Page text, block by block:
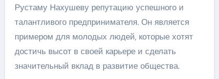
Рустаму Нахушеву репутацию успешного и
талантливого предпринимателя. Он является
примером для молодых людей, которые хотят
достичь высот в своей карьере и сделать
значительный вклад в развитие общества.